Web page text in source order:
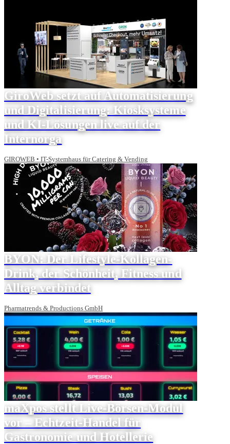
GiroWeb setzt auf Automatisierung
und Digitalisierung: Kiosksysteme
und KI-Lösungen live auf der
Internorga
GIROWEB • IT-Systemhaus für Catering & Vending
BYON: Der Lifestyle-Kollagen-
Drink, der Schönheit, Fitness und
Alltag verbindet
Pharmatrends & Productions GmbH
maXpos stellt Live-Börsen-Modul
vor – Echtzeit-Handel für
Gastronomie und Hotellerie